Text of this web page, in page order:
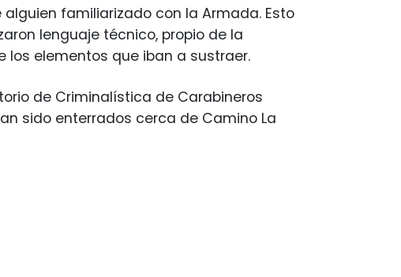
familiarizado con la Armada. Esto
lenguaje técnico, propio de la
los elementos que iban a sustraer.
de Criminalística de Carabineros
sido enterrados cerca de Camino La